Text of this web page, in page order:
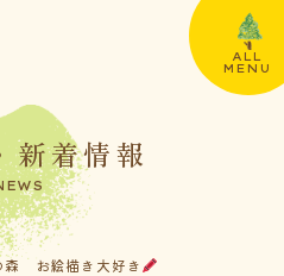
ALL
MENU
新着情報
森 お絵描き大好き